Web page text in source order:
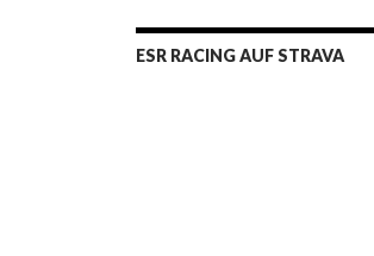
ESR RACING AUF STRAVA